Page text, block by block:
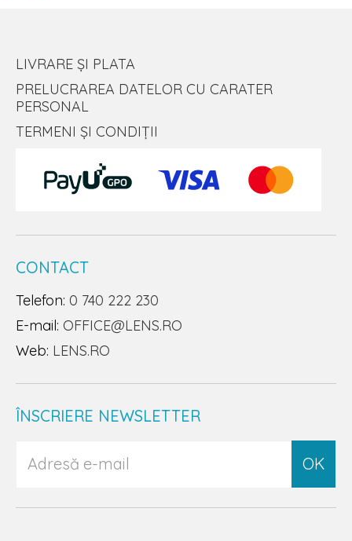
LIVRARE ȘI PLATA
PRELUCRAREA DATELOR CU CARATER
PERSONAL
TERMENI ȘI CONDIȚII
CONTACT
Telefon: 0 740 222 230
E-mail: OFFICE@LENS.RO
Web: LENS.RO
ÎNSCRIERE NEWSLETTER
OK